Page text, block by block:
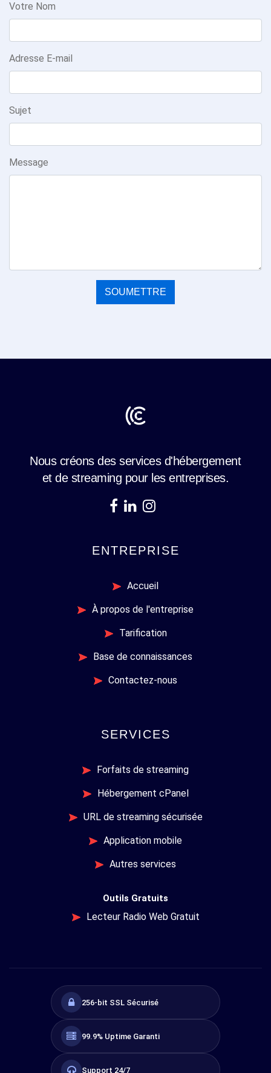
Votre Nom
Adresse E-mail
Sujet
Message
SOUMETTRE
Nous créons des services d'hébergement
et de streaming pour les entreprises.
ENTREPRISE
Accueil
À propos de l'entreprise
Tarification
Base de connaissances
Contactez-nous
SERVICES
Forfaits de streaming
Hébergement cPanel
URL de streaming sécurisée
Application mobile
Autres services
Outils Gratuits
Lecteur Radio Web Gratuit
256-bit SSL Sécurisé
99.9% Uptime Garanti
Support 24/7